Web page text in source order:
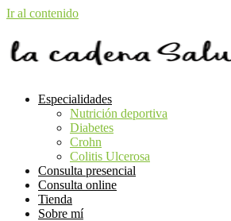
Ir al contenido
Especialidades
Nutrición deportiva
Diabetes
Crohn
Colitis Ulcerosa
Consulta presencial
Consulta online
Tienda
Sobre mí